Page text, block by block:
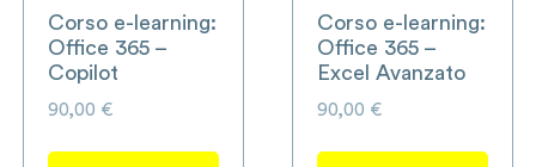
Corso e-learning:
Office 365 –
Copilot
90,00 €
Corso e-learning:
Office 365 –
Excel Avanzato
90,00 €